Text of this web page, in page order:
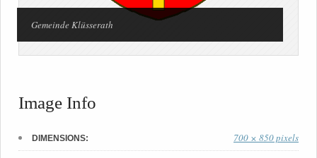
Gemeinde Klüsserath
Image Info
DIMENSIONS: 700 × 850 pixels